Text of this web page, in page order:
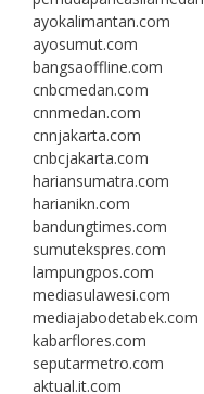
ayokalimantan.com
ayosumut.com
bangsaoffline.com
cnbcmedan.com
cnnmedan.com
cnnjakarta.com
cnbcjakarta.com
hariansumatra.com
harianikn.com
bandungtimes.com
sumutekspres.com
lampungpos.com
mediasulawesi.com
mediajabodetabek.com
kabarflores.com
seputarmetro.com
aktual.it.com